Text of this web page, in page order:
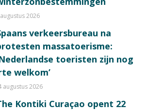
2026
verkeersbureau na
massatoerisme:
toeristen zijn nog
welkom’
augustus 2026
Kontiki Curaçao opent 22